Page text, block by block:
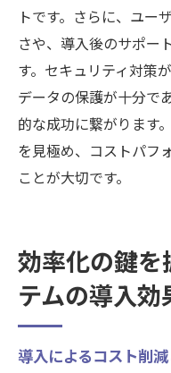
セキュリティ
徴
データ保護を
法
セキュリティ
導入前に知
本
競争力強化に
システムを活
東京都におけ
トです。さらに、ユー
さや、導入後のサポー
す。セキュリティ対策
データの保護が十分で
的な成功に繋がります
を見極め、コストパフ
ことが大切です。
効率化の鍵を
テムの導入効
導入によるコスト削